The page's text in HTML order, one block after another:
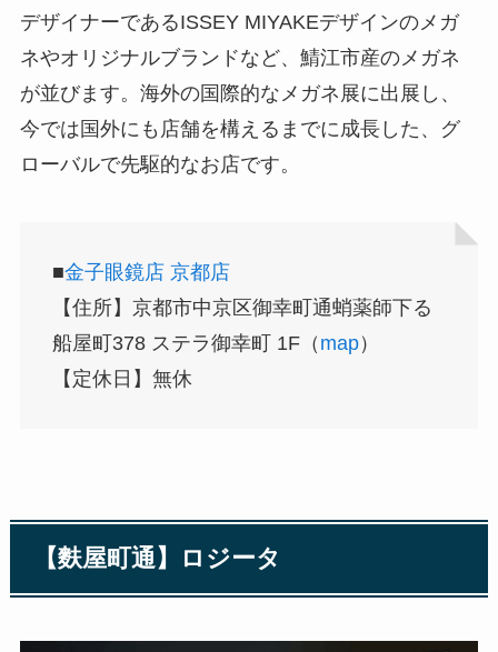
デザイナーであるISSEY MIYAKEデザインのメガ
ネやオリジナルブランドなど、鯖江市産のメガネ
が並びます。海外の国際的なメガネ展に出展し、
今では国外にも店舗を構えるまでに成長した、グ
ローバルで先駆的なお店です。
■金子眼鏡店 京都店
【住所】京都市中京区御幸町通蛸薬師下る
船屋町378 ステラ御幸町 1F（ map）
【定休日】無休
【麩屋町通】ロジータ